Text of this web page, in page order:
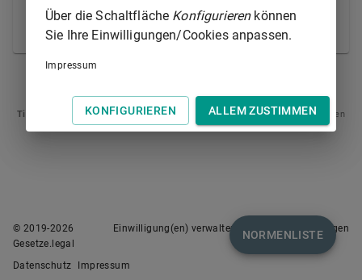
Berufung ohnehin nach § 529 zugrunde
zu legen hat.
Tipp
: Swipen Sie auf dem Bildschirm links oder rechts zur Navigation zwischen
Normen.
NORMENLISTE
© 2019-2026
Gesetze.legal
Einwilligung(en) verwalten Nutzungsbedingungen
Datenschutz Impressum
Über die Schaltfläche Konfigurierenkönnen
Sie Ihre Einwilligungen/Cookies anpassen.
Impressum
KONFIGURIEREN ALLEM ZUSTIMMEN